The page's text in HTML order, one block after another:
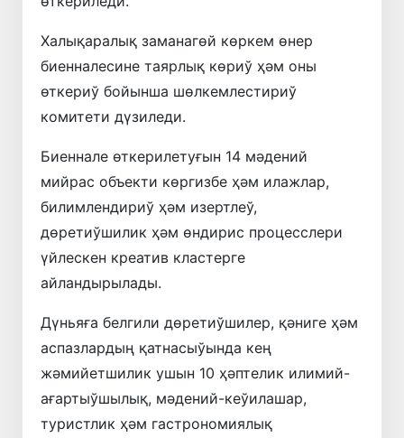
Халықаралық заманагөй көркем өнер
биенналесине таярлық көриў ҳәм оны
өткериў бойынша шөлкемлестириў
комитети дүзиледи.
Биеннале өткерилетуғын 14 мәдений
мийрас объекти көргизбе ҳәм илажлар,
билимлендириў ҳәм изертлеў,
дөретиўшилик ҳәм өндирис процесслери
үйлескен креатив кластерге
айландырылады.
Дүньяға белгили дөретиўшилер, қәниге ҳәм
аспазлардың қатнасыўында кең
жәмийетшилик ушын 10 ҳәптелик илимий-
ағартыўшылық, мәдений-кеўилашар,
туристлик ҳәм гастрономиялық